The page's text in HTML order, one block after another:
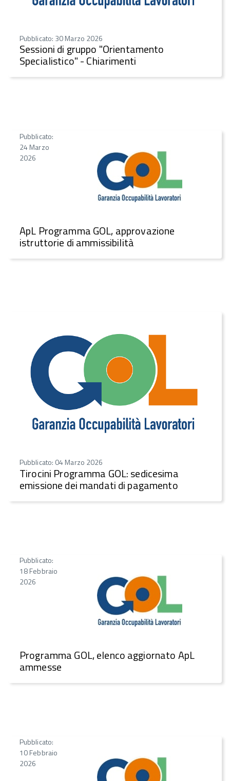
Pubblicato: 30 Marzo 2026
Sessioni di gruppo "Orientamento
Specialistico" - Chiarimenti
Pubblicato:
24 Marzo
2026
ApL Programma GOL, approvazione
istruttorie di ammissibilità
Pubblicato: 04 Marzo 2026
Tirocini Programma GOL: sedicesima
emissione dei mandati di pagamento
Pubblicato:
18 Febbraio
2026
Programma GOL, elenco aggiornato ApL
ammesse
Pubblicato:
10 Febbraio
2026